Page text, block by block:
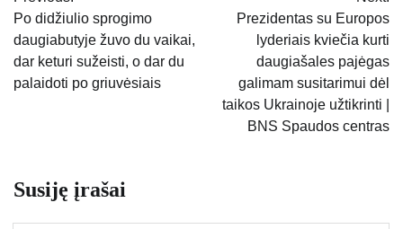
tarp
įrašų
Po didžiulio sprogimo
daugiabutyje žuvo du vaikai,
dar keturi sužeisti, o dar du
palaidoti po griuvėsiais
Prezidentas su Europos
lyderiais kviečia kurti
daugiašales pajėgas
galimam susitarimui dėl
taikos Ukrainoje užtikrinti |
BNS Spaudos centras
Susiję įrašai